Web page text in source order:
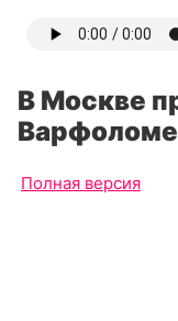
В Москве
Полная версия